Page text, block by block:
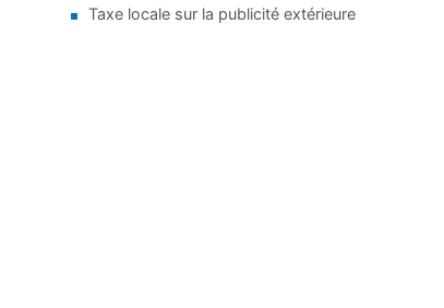
Taxe locale sur la publicité extérieure